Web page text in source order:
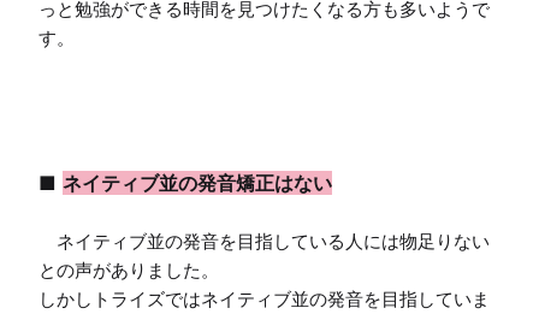
っと勉強ができる時間を見つけたくなる方も多いようで
す。
■ ネイティブ並の発音矯正はない
ネイティブ並の発音を目指している人には物足りない
との声がありました。
しかしトライズではネイティブ並の発音を目指していま